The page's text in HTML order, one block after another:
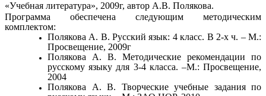
«Учебная литература», 2009г, автор А.В. Полякова.
Программа обеспечена следующим методическим
комплектом:
Полякова А. В. Русский язык: 4 класс. В 2-х ч. – М.:
Просвещение, 2009г
Полякова А. В. Методические рекомендации по
русскому языку для 3-4 класса. –М.: Просвещение,
2004
Полякова А. В. Творческие учебные задания по